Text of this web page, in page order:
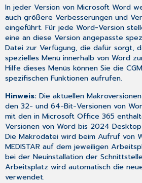
In jeder Version von Microsoft Word
auch größere Verbesserungen und
eingeführt. Für jede Word-Version
eine an diese Version angepasste
Datei zur Verfügung, die dafür sorgt,
spezielles Menü innerhalb von Word
Hilfe dieses Menüs können Sie die
spezifischen Funktionen aufrufen.
Hinweis:Die aktuellen
den 32- und 64-Bit-Versionen von
mit den in Microsoft Office 365
Versionen von Word bis 2024
Die Makrodatei wird beim Aufruf von
MEDISTAR auf dem jeweiligen
bei der Neuinstallation der
Arbeitsplatz wird automatisch die
verwendet.